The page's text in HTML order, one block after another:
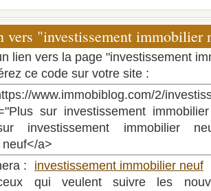
vers "investissement immobilier
lien vers la page "investissement
ce code sur votre site :
www.immobiblog.com/2/
sur investissement
investissement immobilier
a>
:
investissement immobilier neuf
qui veulent suivre les